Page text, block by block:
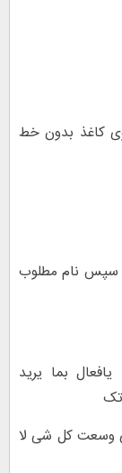
یا ۹۹ مرتبه) بر روی کاغذ بدون خط
سپس نام مطلوب
بما یرید
وسعت کل شی لا